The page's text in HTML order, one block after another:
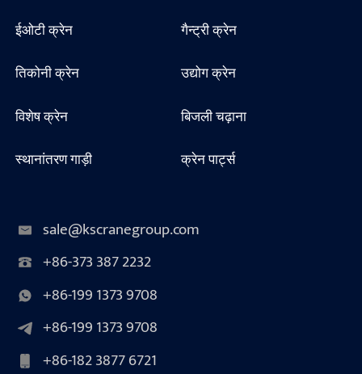
ईओटी क्रेन
गैन्ट्री क्रेन
तिकोनी क्रेन
उद्योग क्रेन
विशेष क्रेन
बिजली चढ़ाना
स्थानांतरण गाड़ी
क्रेन पार्ट्स
sale@kscranegroup.com
+86-373 387 2232
+86-199 1373 9708
+86-199 1373 9708
+86-182 3877 6721